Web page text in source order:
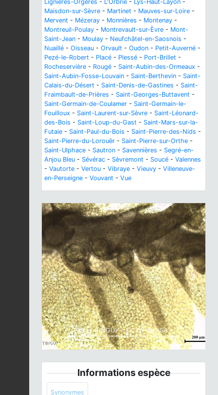
Lignières-Orgères - L'Orbrie - Lys-Haut-Layon -
Maisdon-sur-Sèvre - Martinet - Mauves-sur-Loire -
Mervent - Mézeray - Monnières - Montenay -
Montreuil-Poulay - Montrevault-sur-Èvre - Mont-
Saint-Jean - Moulay - Neufchâtel-en-Saosnois -
Nuaillé - Oisseau - Orvault - Oudon - Petit-Auverné -
Pezé-le-Robert - Placé - Plessé - Port-Brillet -
Rocheservière - Rougé - Saint-Aubin-des-Ormeaux -
Saint-Aubin-Fosse-Louvain - Saint-Berthevin - Saint-
Calais-du-Désert - Saint-Denis-de-Gastines - Saint-
Fraimbault-de-Prières - Saint-Georges-Buttavent -
Saint-Germain-de-Coulamer - Saint-Germain-le-
Fouilloux - Saint-Laurent-sur-Sèvre - Saint-Léonard-
des-Bois - Saint-Loup-du-Gast - Saint-Mars-sur-la-
Futaie - Saint-Paul-du-Bois - Saint-Pierre-des-Nids -
Saint-Pierre-du-Lorouër - Saint-Pierre-sur-Orthe -
Saint-Ulphace - Sautron - Savennières - Segré-en-
Anjou Bleu - Sévérac - Sèvremont - Soucé - Valennes
- Vautorte - Vertou - Vibraye - Vieuvy - Villeneuve-
en-Perseigne - Vouvant - Vue
© H. TINGUY - CC BY-NC-SA
Previous Next
Informations espèce
Synonymes